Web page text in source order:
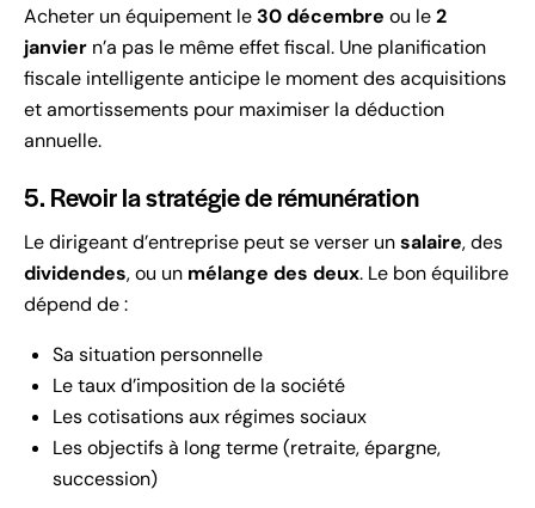
Acheter un équipement le30 décembre ou le2
janvier n’a pas le même effet fiscal. Une planification
fiscale intelligente anticipe le moment des acquisitions
et amortissements pour maximiser la déduction
annuelle.
5. Revoir la stratégie de rémunération
Le dirigeant d’entreprise peut se verser unsalaire, des
dividendes, ou un mélange des deux. Le bon équilibre
dépend de :
Sa situation personnelle
Le taux d’imposition de la société
Les cotisations aux régimes sociaux
Les objectifs à long terme (retraite, épargne,
succession)